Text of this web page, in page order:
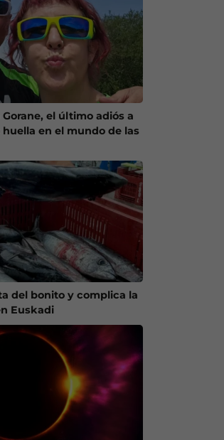
el último adiós a
en el mundo de las
del bonito y complica la
Euskadi